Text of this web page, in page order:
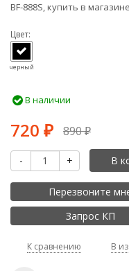
BF-888S, купить в
Цвет:
черный
В наличии
720 ₽ 890₽
- + В
Перезвоните
Запрос КП
К сравнению В